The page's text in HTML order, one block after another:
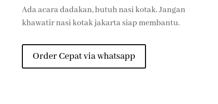
Ada acara dadakan, butuh nasi kotak. Jangan
khawatir nasi kotak jakarta siap membantu.
Order Cepat via whatsapp